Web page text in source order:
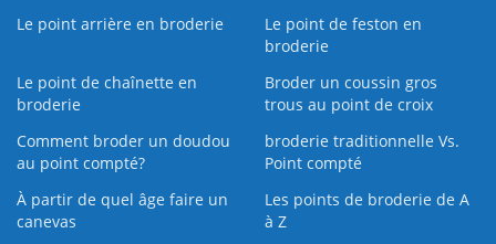
Le point arrière en broderie
Le point de feston en
broderie
Le point de chaînette en
broderie
Broder un coussin gros
trous au point de croix
Comment broder un doudou
au point compté?
broderie traditionnelle Vs.
Point compté
À partir de quel âge faire un
canevas
Les points de broderie de A
à Z